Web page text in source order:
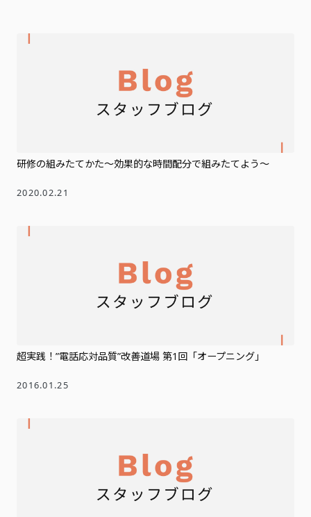
研修の組みたてかた～効果的な時間配分で組みたてよう～
2020.02.21
超実践！”電話応対品質”改善道場 第1回「オープニング」
2016.01.25